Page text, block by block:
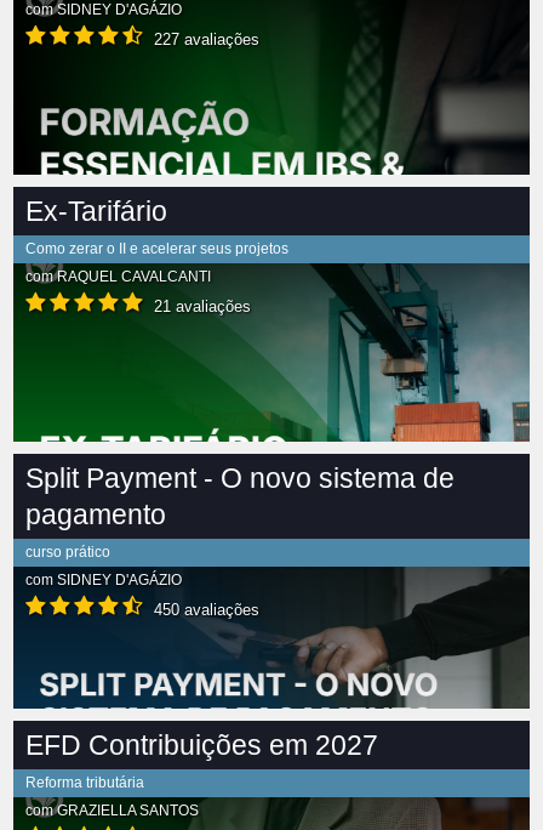
comSIDNEY D'AGÁZIO
227 avaliações
Ex-Tarifário
Como zerar o II e acelerar seus projetos
comRAQUEL CAVALCANTI
21 avaliações
Split Payment - O novo sistema de
pagamento
curso prático
com SIDNEY D'AGÁZIO
450 avaliações
EFD Contribuições em 2027
Reforma tributária
comGRAZIELLA SANTOS